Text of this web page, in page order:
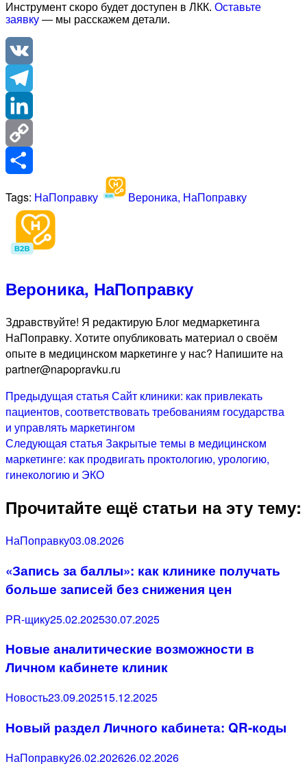
Инструмент скоро будет доступен в ЛКК. Оставьте
заявку — мы расскажем детали.
VK
Telegram
LinkedIn
Copy
Tags: НаПоправку Вероника, НаПоправку
Вероника, НаПоправку
Здравствуйте! Я редактирую Блог медмаркетинга
НаПоправку. Хотите опубликовать материал о своём
опыте в медицинском маркетинге у нас? Напишите на
partner@napopravku.ru
Навигация
по
записям
Предыдущая статья Предыдущие
посты
Сайт клиники: как привлекать
пациентов, соответствовать требованиям государства
и управлять маркетингом
Следующая статья Next
post:
Закрытые темы в медицинском
маркетинге: как продвигать проктологию, урологию,
гинекологию и ЭКО
Прочитайте ещё статьи на эту тему:
Category
НаПоправкуPosted
03.08.2026
«Запись за баллы»: как клинике получать
больше записей без снижения цен
Category
PR-щикуPosted
25.02.202530.07.2025
Новые аналитические возможности в
Личном кабинете клиник
Category
НовостьPosted
23.09.202515.12.2025
Новый раздел Личного кабинета: QR-коды
Category
НаПоправкуPosted
26.02.202626.02.2026